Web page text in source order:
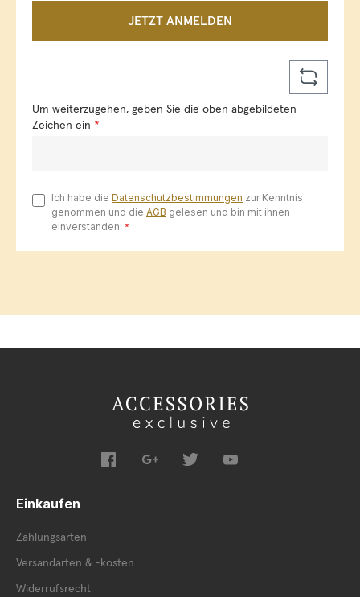
JETZT ANMELDEN
Um weiterzugehen, geben Sie die oben abgebildeten
Zeichen ein *
Ich habe die Datenschutzbestimmungen zur Kenntnis
genommen und die AGB gelesen und bin mit ihnen
einverstanden. *
Einkaufen
Zahlungsarten
Versandarten & -kosten
Widerrufsrecht